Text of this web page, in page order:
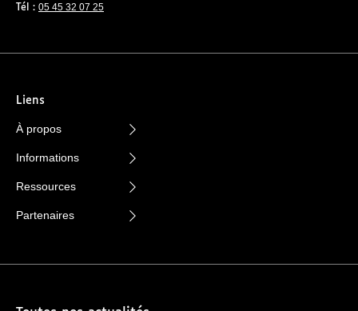
Tél : 05 45 32 07 25
Liens
À propos
Informations
Ressources
Partenaires